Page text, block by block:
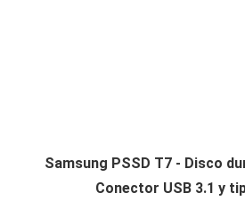
Samsung PSSD T7 - Disco
Conector USB 3.1 y